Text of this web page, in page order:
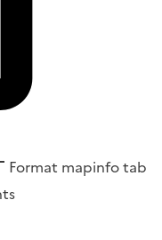
Format mapinfo tab